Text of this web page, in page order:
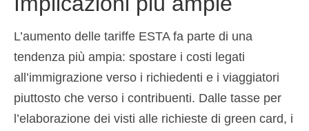
L’aumento delle tariffe ESTA fa parte di una
tendenza più ampia: spostare i costi legati
all’immigrazione verso i richiedenti e i viaggiatori
piuttosto che verso i contribuenti. Dalle tasse per
l’elaborazione dei visti alle richieste di green card, i